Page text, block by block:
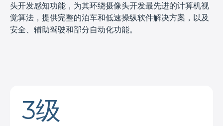
头开发感知功能，为其环绕摄像头开发最先进的计算机视
觉算法，提供完整的泊车和低速操纵软件解决方案，以及
安全、辅助驾驶和部分自动化功能。
3级